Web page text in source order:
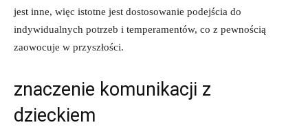
jest inne, więc istotne jest dostosowanie podejścia ‍do
indywidualnych potrzeb i temperamentów, co z​ pewnością
zaowocuje w przyszłości.
znaczenie komunikacji z
dzieckiem